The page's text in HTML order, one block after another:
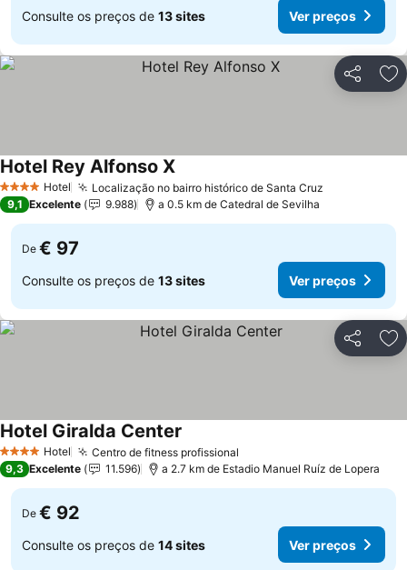
Consulte os preços de 13 sites Ver preços
Partilhar
4 EstrelasHotel Localização no bairro histórico de Santa Cruz
Hotel Rey Alfonso X
9,1 Excelente 9.988 a 0.5 km de Catedral de Sevilha
De € 97
Consulte os preços de 13 sites Ver preços
Partilhar
4 EstrelasHotel Centro de fitness profissional
Hotel Giralda Center
9,3 Excelente 11.596 a 2.7 km de Estadio Manuel Ruíz de Lopera
De € 92
Consulte os preços de 14 sites Ver preços